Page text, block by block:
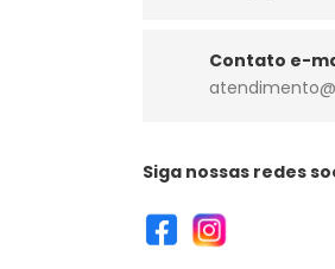
Contato e-
Siga nossas redes